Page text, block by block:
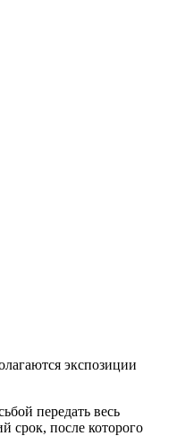
экспозиции
передать весь
срок, после которого